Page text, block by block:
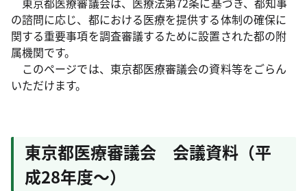
の諮問に応じ、都における医療を提供する体制の確保に
関する重要事項を調査審議するために設置された都の附
属機関です。
このページでは、東京都医療審議会の資料等をごらん
いただけます。
東京都医療審議会 会議資料（平
成28年度～）